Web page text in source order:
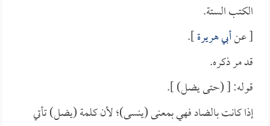
الكتب الستة.
[ عنأبي هريرة].
قد مر ذكره.
قوله: [ (حتى يضل) ].
إذا كانت بالضاد فهي بمعنى (ينسى)؛ لأن كلمة (يضل) تأتي